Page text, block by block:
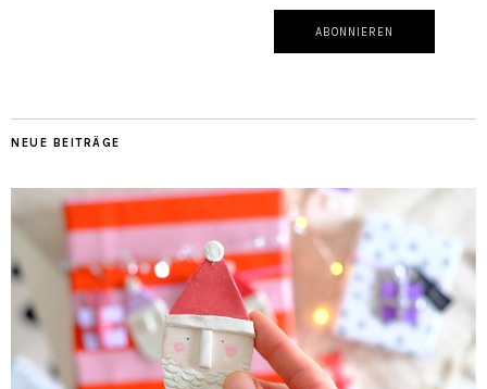
NEUE BEITRÄGE